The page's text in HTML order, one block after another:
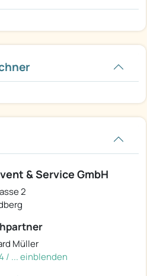
& Service GmbH
2
Müller
/ ... einblenden